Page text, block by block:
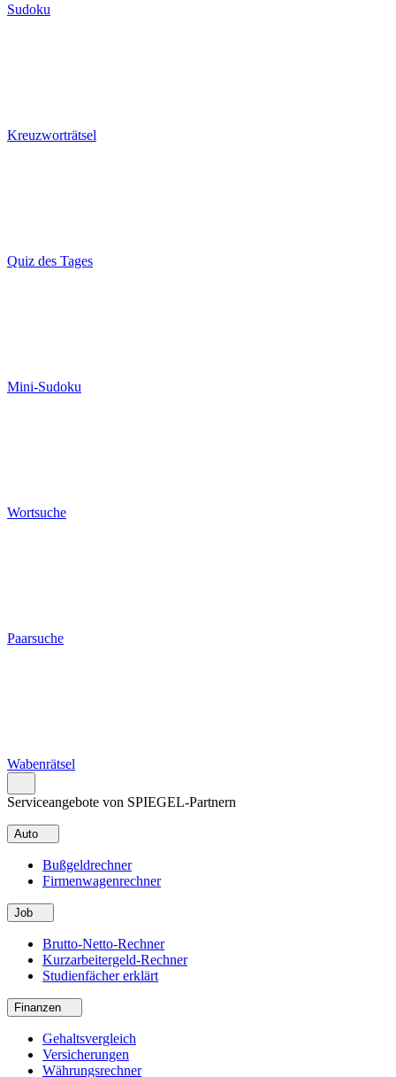
Sudoku
Kreuzworträtsel
Quiz des Tages
Mini-Sudoku
Wortsuche
Paarsuche
Wabenrätsel
Serviceangebote von SPIEGEL-Partnern
Auto
Bußgeldrechner
Firmenwagenrechner
Job
Brutto-Netto-Rechner
Kurzarbeitergeld-Rechner
Studienfächer erklärt
Finanzen
Gehaltsvergleich
Versicherungen
Währungsrechner